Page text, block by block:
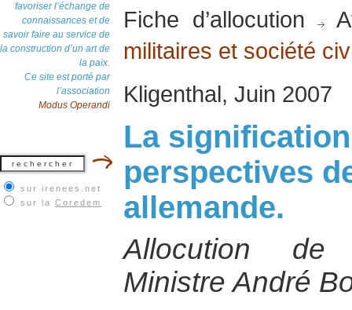
favoriser l’échange de
connaissances et de
savoir faire au service de
la construction d’un art de
la paix.
Ce site est porté par
l’association
Modus Operandi
sur irenees.net
sur la Coredem
Fiche d’allocution
militaires et société
Kligenthal, Juin 2007
La
perspectives
allemande.
Allocution de
Ministre André